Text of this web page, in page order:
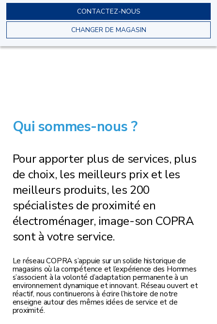
CONTACTEZ-NOUS
CHANGER DE MAGASIN
Qui sommes-nous ?
Pour apporter plus de services, plus
de choix, les meilleurs prix et les
meilleurs produits, les 200
spécialistes de proximité en
électroménager, image-son COPRA
sont à votre service.
Le réseau COPRA s’appuie sur un solide historique de
magasins où la compétence et l’expérience des Hommes
s’associent à la volonté d’adaptation permanente à un
environnement dynamique et innovant. Réseau ouvert et
réactif, nous continuerons à écrire l’histoire de notre
enseigne autour des mêmes idées de service et de
proximité.